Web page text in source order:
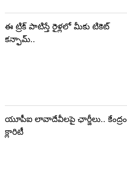
ఈ ట్రిక్ పాటిస్తే రైళ్లలో మీకు టికెట్
కన్ఫామ్..
యూపీఐ లావాదేవీలపై ఛార్జీలు.. కేంద్రం
క్లారిటీ